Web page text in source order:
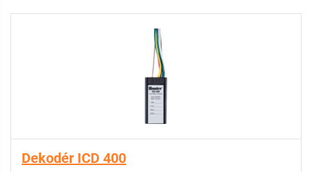
Dekodér ICD 400